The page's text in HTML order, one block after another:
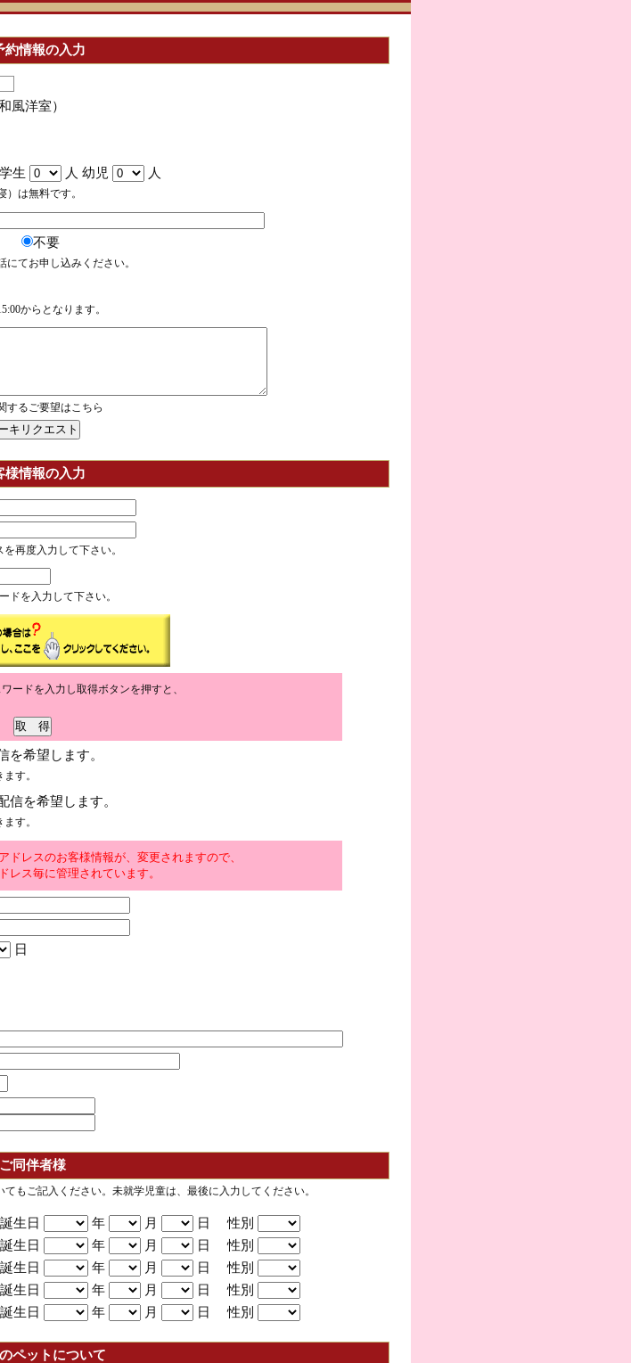
約情報の入力
風洋室）
生 人 幼児 人
は無料です。
不要
てお申し込みください。
からとなります。
するご要望はこちら
様情報の入力
再度入力して下さい。
ドを入力して下さい。
ードを入力し取得ボタンを押すと、
希望します。
す。
を希望します。
す。
レスのお客様情報が、変更されますので、
ス毎に管理されています。
日
ご同伴者様
もご記入ください。未就学児童は、最後に入力してください。
生日 年 月
日 性別
生日 年 月
日 性別
生日 年 月
日 性別
生日 年 月
日 性別
生日 年 月 日 性別
ペットについて